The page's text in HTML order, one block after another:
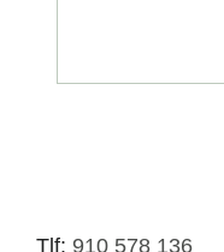
Tlf: 910 578 136